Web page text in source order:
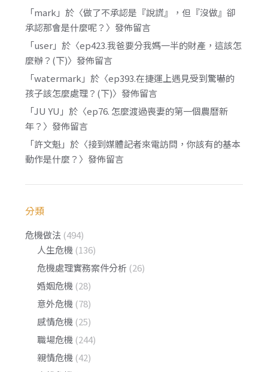
「mark」於〈做了不承認是『說謊』，但『沒做』卻
承認那會是什麼呢？ 〉發佈留言
「user」於〈ep423.我爸要分我媽一半的財產，這該怎
麼辦？(下)〉發佈留言
「watermark」於〈ep393.在捷運上遇見受到驚嚇的
孩子該怎麼處理？(下)〉發佈留言
「JU YU 」於〈ep76. 怎麼渡過喪妻的第一個農曆新
年？ 〉發佈留言
「許文魁」於〈接到媒體記者來電訪問，你該有的基本
動作是什麼？ 〉發佈留言
分類
危機做法 (494)
人生危機 (136)
危機處理實務案件分析 (26)
婚姻危機 (28)
意外危機 (78)
感情危機 (25)
職場危機 (244)
親情危機 (42)